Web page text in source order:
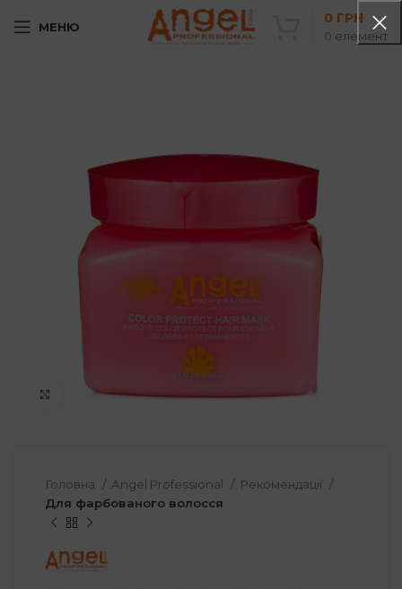
МЕНЮ
0 елемент
0 ГРН
Клацніть, щоб збільшити
Головна Angel Professional
Рекомендації
Для фарбованого волосся